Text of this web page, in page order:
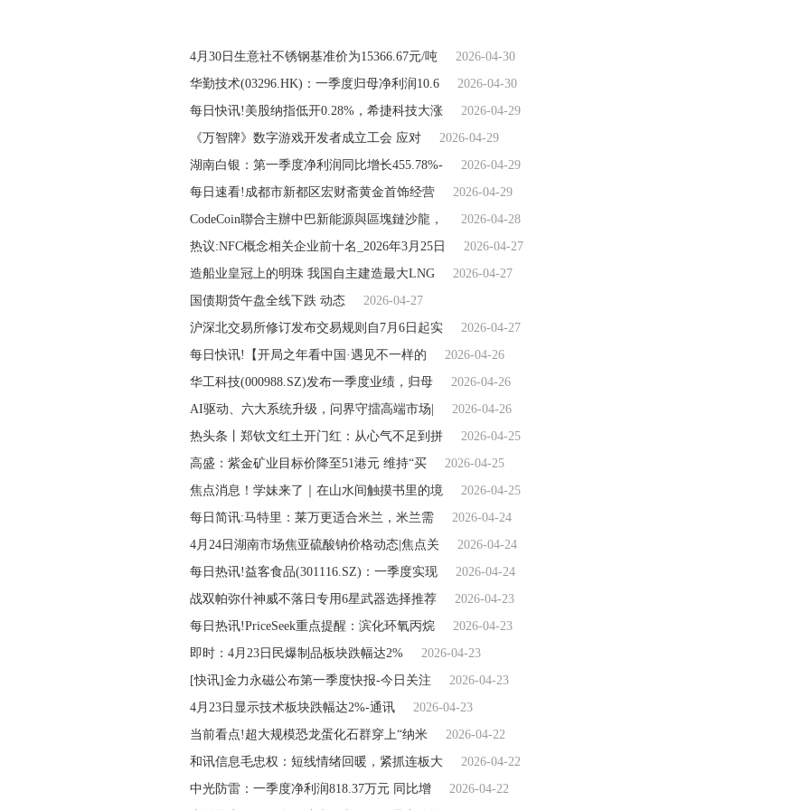
4月30日生意社不锈钢基准价为15366.67元/吨
2026-04-30
华勤技术(03296.HK)：一季度归母净利润10.6
2026-04-30
每日快讯!美股纳指低开0.28%，希捷科技大涨
2026-04-29
‌《万智牌》数字游戏开发者成立工会 应对
2026-04-29
湖南白银：第一季度净利润同比增长455.78%-
2026-04-29
每日速看!成都市新都区宏财斋黄金首饰经营
2026-04-29
CodeCoin聯合主辦中巴新能源與區塊鏈沙龍，
2026-04-28
热议:NFC概念相关企业前十名_2026年3月25日
2026-04-27
造船业皇冠上的明珠 我国自主建造最大LNG
2026-04-27
国债期货午盘全线下跌 动态
2026-04-27
沪深北交易所修订发布交易规则自7月6日起实
2026-04-27
每日快讯!【开局之年看中国·遇见不一样的
2026-04-26
华工科技(000988.SZ)发布一季度业绩，归母
2026-04-26
AI驱动、六大系统升级，问界守擂高端市场|
2026-04-26
热头条丨郑钦文红土开门红：从心气不足到拼
2026-04-25
高盛：紫金矿业目标价降至51港元 维持“买
2026-04-25
焦点消息！学妹来了｜在山水间触摸书里的境
2026-04-25
每日简讯:马特里：莱万更适合米兰，米兰需
2026-04-24
4月24日湖南市场焦亚硫酸钠价格动态|焦点关
2026-04-24
每日热讯!益客食品(301116.SZ)：一季度实现
2026-04-24
战双帕弥什神威不落日专用6星武器选择推荐
2026-04-23
每日热讯!PriceSeek重点提醒：滨化环氧丙烷
2026-04-23
即时：4月23日民爆制品板块跌幅达2%
2026-04-23
[快讯]金力永磁公布第一季度快报-今日关注
2026-04-23
4月23日显示技术板块跌幅达2%-通讯
2026-04-23
当前看点!超大规模恐龙蛋化石群穿上“纳米
2026-04-22
和讯信息毛忠权：短线情绪回暖，紧抓连板大
2026-04-22
中光防雷：一季度净利润818.37万元 同比增
2026-04-22